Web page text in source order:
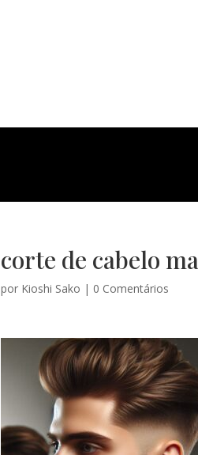
corte de cabelo
por Kioshi Sako | 0 Comentários